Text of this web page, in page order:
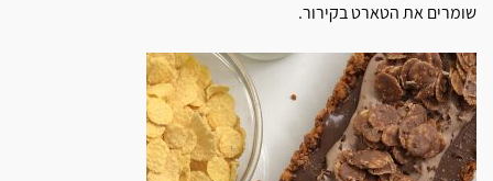
שומרים את הטארט בקירור.